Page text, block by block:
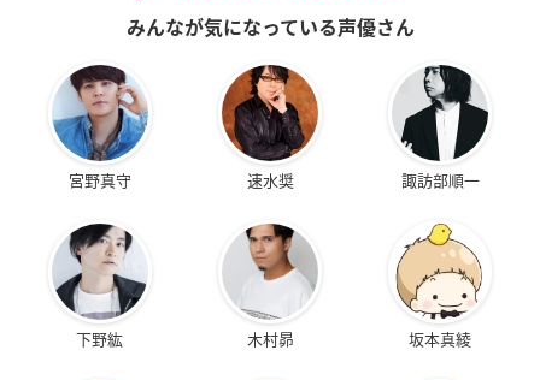
みんなが気になっている声優さん
宮野真守 速水奨 諏訪部順一
下野紘 木村昴 坂本真綾